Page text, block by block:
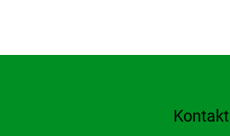
Kontakt